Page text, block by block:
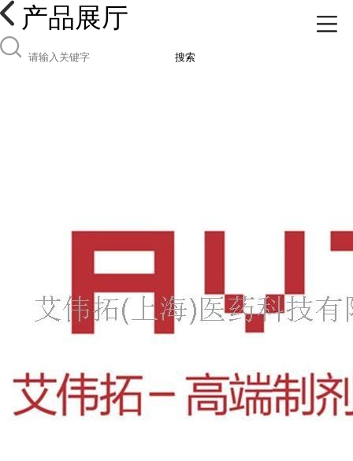
产品展厅
搜索